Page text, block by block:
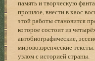
память и творческую
прошлое, внести в хаос
этой работы становится
которое состоит из
автобиографические,
мировоззренческие
узлом с историей страны.